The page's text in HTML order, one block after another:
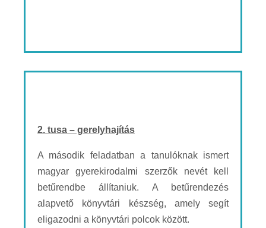
2. tusa – gerelyhajítás
A második feladatban a tanulóknak ismert
magyar gyerekirodalmi szerzők nevét kell
betűrendbe állítaniuk. A betűrendezés
alapvető könyvtári készség, amely segít
eligazodni a könyvtári polcok között.